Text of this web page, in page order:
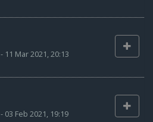
- 11 Mar 2021, 20:13
- 03 Feb 2021, 19:19